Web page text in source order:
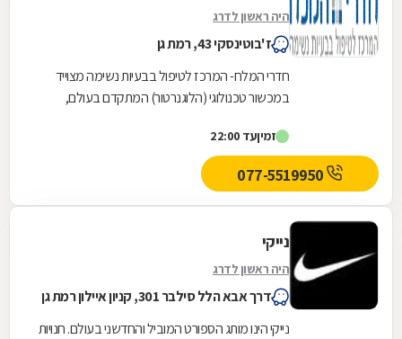
היה ראשון לדרג
ז'בוטינסקי 43, רמת גן
חדרי המלח- המרכז לטיפול בבעיות נשימה מצוייד
במכשור טכנולוגי (הלוגנרטור) המתקדם בעולם,
ברונכיטיס,...
זמיןעד 22:00
נייקי
היה ראשון לדרג
דרך אבא הלל סילבר 301, קניון איילון רמת גן
נייקי הינו מותג הספורט המוביל והחדשני בעולם. חנויות